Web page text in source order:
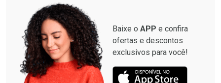
Baixe o APP e confira
ofertas e descontos
exclusivos para você!